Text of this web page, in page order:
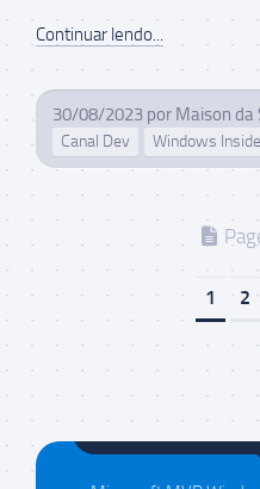
Continuar lendo...
30/08/2023 por Maison da
Canal Dev Windows
1 2